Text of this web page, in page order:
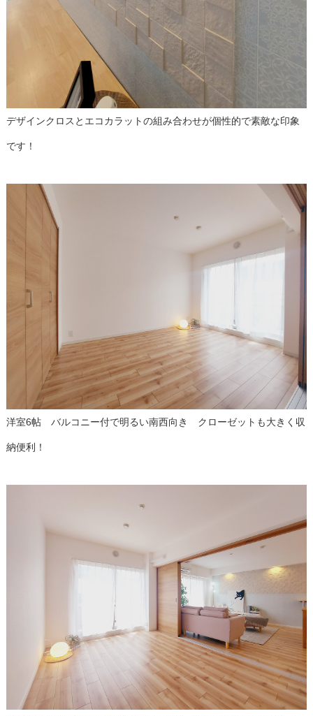
デザインクロスとエコカラットの組み合わせが個性的で素敵な印象
です！
洋室6帖 バルコニー付で明るい南西向き クローゼットも大きく収
納便利！